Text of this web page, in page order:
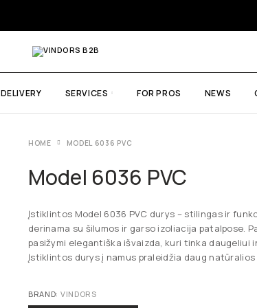
DELIVERY SERVICES FOR PROS NEWS
HOME MODEL 6036 PVC
Model 6036 PVC
Įstiklintos Model 6036 PVC durys – stilingas ir
derinama su šilumos ir garso izoliacija patalpose.
pasižymi elegantiška išvaizda, kuri tinka
Įstiklintos durys į namus praleidžia daug
BRAND: VINDORS